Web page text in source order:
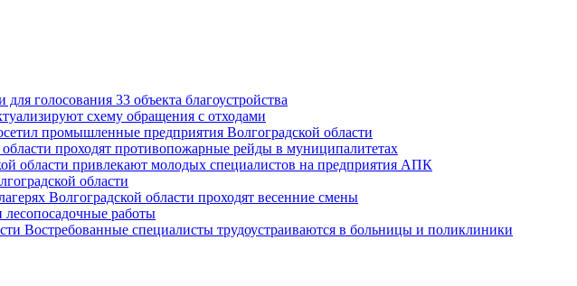
голосования 33 объекта благоустройства
схему обращения с отходами
промышленные предприятия Волгоградской области
проходят противопожарные рейды в муниципалитетах
области привлекают молодых специалистов на предприятия АПК
области
Волгоградской области проходят весенние смены
лесопосадочные работы
Востребованные специалисты трудоустраиваются в больницы и поликлиники